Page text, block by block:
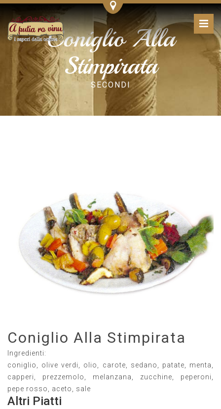
Coniglio Alla
Stimpirata
SECONDI
Coniglio Alla Stimpirata
Ingredienti:
coniglio, olive verdi, olio, carote, sedano, patate, menta,
capperi, prezzemolo, melanzana, zucchine, peperoni,
pepe rosso, aceto, sale
Altri Piatti